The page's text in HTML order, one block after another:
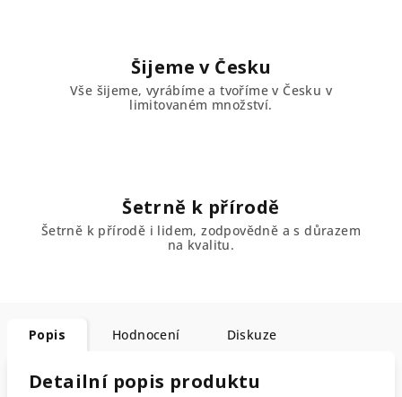
Šijeme v Česku
Vše šijeme, vyrábíme a tvoříme v Česku v
limitovaném množství.
Šetrně k přírodě
Šetrně k přírodě i lidem, zodpovědně a s důrazem
na kvalitu.
Popis Hodnocení Diskuze
Detailní popis produktu